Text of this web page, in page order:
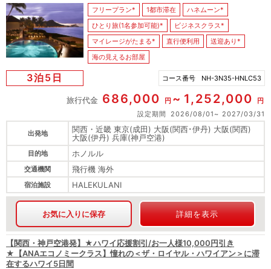
フリープラン* 1都市滞在
ハネムーン*
ひとり旅(1名参加可能)*
ビジネスクラス*
マイレージがたまる*
直行便利用
送迎あり*
海の見えるお部屋
3泊5日 コース番号 NH-3N35-HNLC53
旅行代金 686,000 円 1,252,000
円
設定期間
2026/08/01 2027/03/31
出発地
関西・近畿 東京(成田) 大阪(関西･伊丹) 大阪(関西)
大阪(伊丹) 兵庫(神戸空港)
目的地 ホノルル
交通機関 飛行機 海外
宿泊施設 HALEKULANI
お気に入りに保存 詳細を表示
【関西・神戸空港発】★ハワイ応援割引/お一人様10,000円引き
★【ANAエコノミークラス】憧れの＜ザ・ロイヤル・ハワイアン＞に滞
在するハワイ5日間